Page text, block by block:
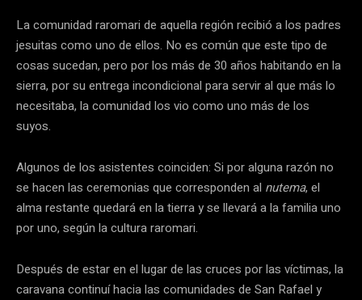
La comunidad raromari de aquella región recibió a los padres
jesuitas como uno de ellos. No es común que este tipo de
cosas sucedan, pero por los más de 30 años habitando en la
sierra, por su entrega incondicional para servir al que más lo
necesitaba, la comunidad los vio como uno más de los
suyos.
Algunos de los asistentes coinciden: Si por alguna razón no
se hacen las ceremonias que corresponden al nutema, el
alma restante quedará en la tierra y se llevará a la familia uno
por uno, según la cultura raromari.
Después de estar en el lugar de las cruces por las víctimas, la
caravana continuí hacia las comunidades de San Rafael y